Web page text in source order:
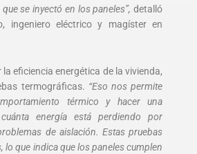
se inyectó en los paneles”, detalló
ingeniero eléctrico y magíster en
eficiencia energética de la vivienda,
termográficas. “Eso nos permite
térmico y hacer una
energía está perdiendo por
de aislación. Estas pruebas
lo que indica que los paneles cumplen